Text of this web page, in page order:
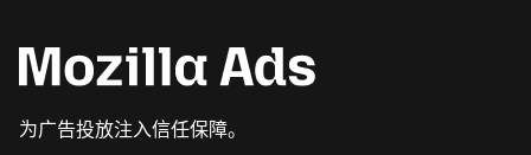
为广告投放注入信任保障。